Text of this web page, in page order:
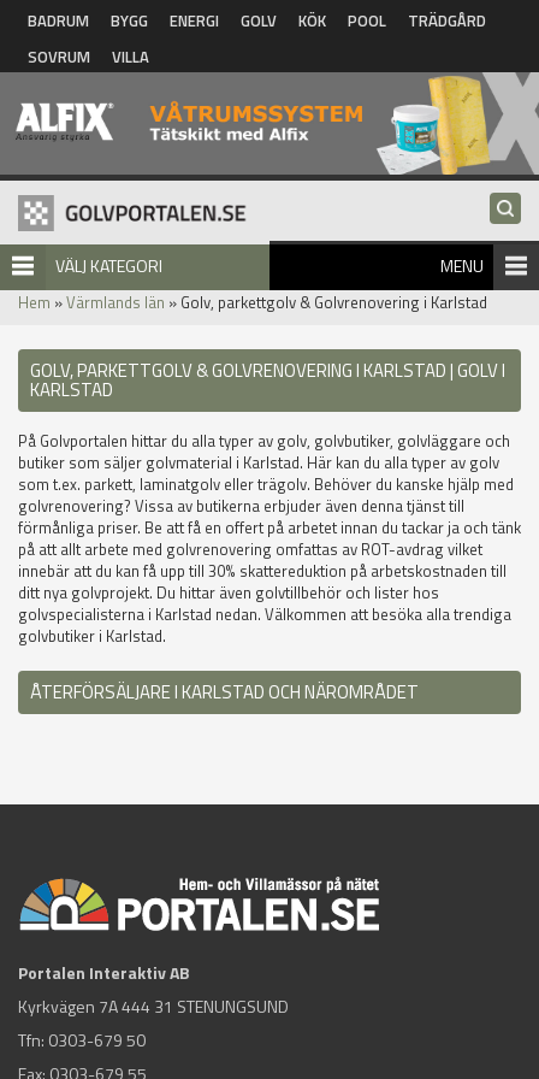
Hoppa till huvudinnehåll
BADRUM BYGG ENERGI GOLV KÖK POOL
TRÄDGÅRD
SOVRUM
VILLA
VÄLJ KATEGORI MENU
Hem »Värmlands län » Golv, parkettgolv & Golvrenovering i Karlstad
GOLV, PARKETTGOLV & GOLVRENOVERING I KARLSTAD | GOLV I
KARLSTAD
På Golvportalen hittar du alla typer av golv, golvbutiker, golvläggare och
butiker som säljer golvmaterial i Karlstad. Här kan du alla typer av golv
som t.ex. parkett, laminatgolv eller trägolv. Behöver du kanske hjälp med
golvrenovering? Vissa av butikerna erbjuder även denna tjänst till
förmånliga priser. Be att få en offert på arbetet innan du tackar ja och tänk
på att allt arbete med golvrenovering omfattas av ROT-avdrag vilket
innebär att du kan få upp till 30% skattereduktion på arbetskostnaden till
ditt nya golvprojekt. Du hittar även golvtillbehör och lister hos
golvspecialisterna i Karlstad nedan. Välkommen att besöka alla trendiga
golvbutiker i Karlstad.
ÅTERFÖRSÄLJARE I KARLSTAD OCH NÄROMRÅDET
Portalen Interaktiv AB
Kyrkvägen 7A 444 31 STENUNGSUND
Tfn: 0303-679 50
Fax: 0303-679 55